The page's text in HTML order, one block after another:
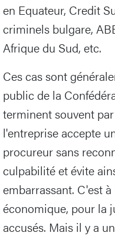
en Equateur, Credit
criminels bulgare,
Afrique du Sud, etc.
Ces cas sont
public de la
terminent souvent
l'entreprise accepte
procureur sans
culpabilité et évite
embarrassant. C'est
économique, pour la
accusés. Mais il y a